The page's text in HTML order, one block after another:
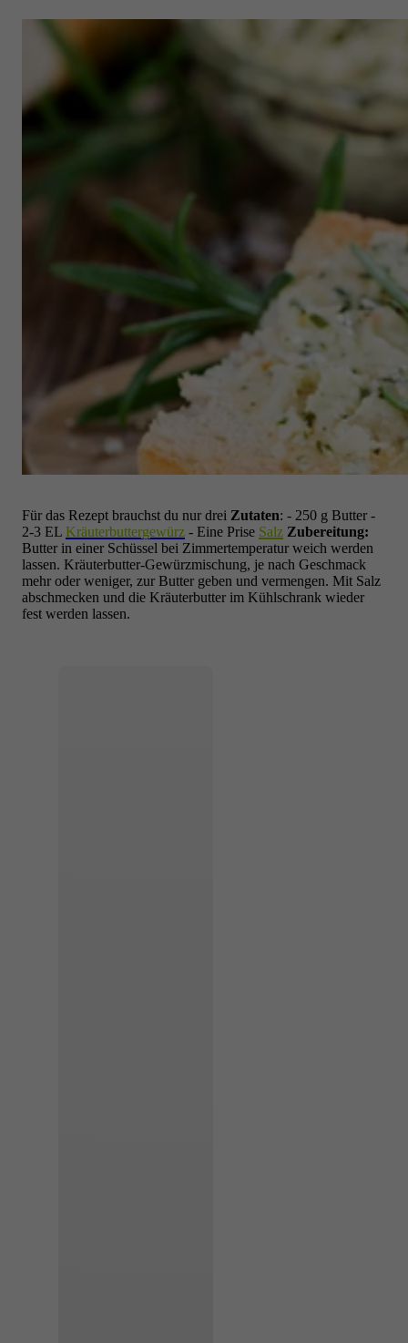
Für das Rezept brauchst du nur drei Zutaten: - 250 g Butter -
2-3 EL Kräuterbuttergewürz - Eine Prise Salz Zubereitung:
Butter in einer Schüssel bei Zimmertemperatur weich werden
lassen. Kräuterbutter-Gewürzmischung, je nach Geschmack
mehr oder weniger, zur Butter geben und vermengen. Mit Salz
abschmecken und die Kräuterbutter im Kühlschrank wieder
fest werden lassen.